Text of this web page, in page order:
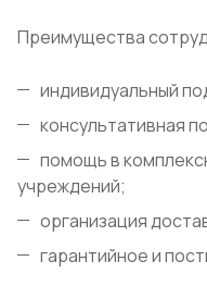
Преимущества
индивидуальный
консультативная
помощь в
учреждений;
организация
гарантийное и